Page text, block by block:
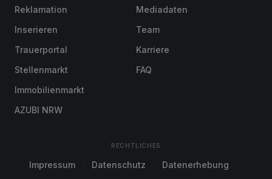
Reklamation
Inserieren
Trauerportal
Stellenmarkt
Immobilienmarkt
AZUBI NRW
Mediadaten
Team
Karriere
FAQ
RECHTLICHES
Impressum Datenschutz
Datenerhebung